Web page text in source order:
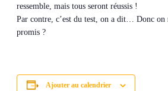
ressemble, mais tous seront réussis !
Par contre, c’est du test, on a dit… Donc on
promis ?
Ajouter au calendrier